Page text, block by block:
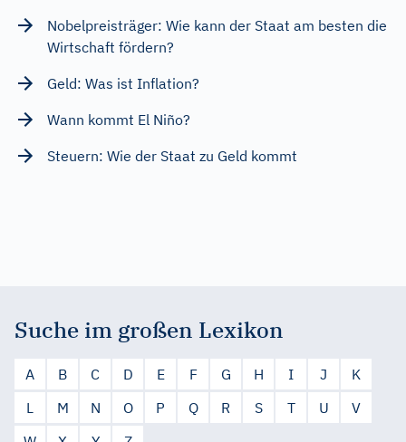
Nobelpreisträger: Wie kann der Staat am besten die
Wirtschaft fördern?
Geld: Was ist Inflation?
Wann kommt El Niño?
Steuern: Wie der Staat zu Geld kommt
Suche im großen Lexikon
A B C D E F G H I J
K
L
M N O P Q R S T U
V